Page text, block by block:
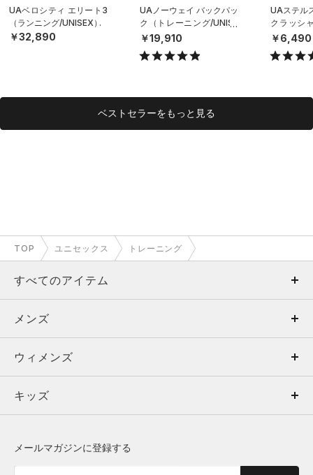
UAベロシティ エリート3
（ランニング/UNISEX）
￥32,890
UAノーウェイ バックパッ
ク（トレーニング/UNISE
X）
￥19,910
UAステル
クラッシ
（ライフ
X）
￥6,490
ベストセラーをもっと見る
TOP ユニセックス トレーニング
すべてのアイテム
メンズ
ウィメンズ
キッズ
メンズ
トップス
ボトムス
ウィメンズ
トップス
キッズ
メールマガジンに登録する